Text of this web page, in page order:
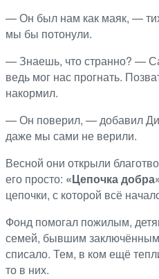
— Он был нам как маяк, —
мы бы потонули.
— Знаешь, что странно? —
ведь мог нас прогнать.
накормил.
— Он поверил, — добавил
даже мы сами не верили.
Весной они открыли
его просто: «Цепочка
цепочки, с которой всё
Фонд помогал пожилым,
семей, бывшим
списало. Тем, в ком ещё
то в них.